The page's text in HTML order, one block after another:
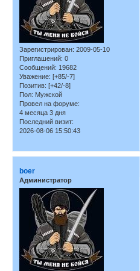
Зарегистрирован: 2009-05-10
Приглашений: 0
Сообщений: 19682
Уважение: [+85/-7]
Позитив: [+42/-8]
Пол: Мужской
Провел на форуме:
4 месяца 3 дня
Последний визит:
2026-08-06 15:50:43
boer
Администратор